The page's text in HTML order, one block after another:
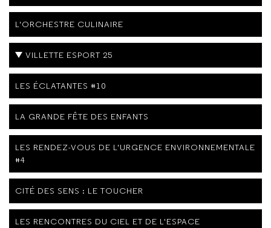
L'ORCHESTRE CULINAIRE
VILLETTE ESPORT 25
LES ÉCLATANTES #10
LA GRANDE FÊTE DES ENFANTS
LES RENDEZ-VOUS DE L'URGENCE ENVIRONNEMENTALE
#4
CITÉ DES SENS : LE TOUCHER
LES RENCONTRES DU CIEL ET DE L'ESPACE